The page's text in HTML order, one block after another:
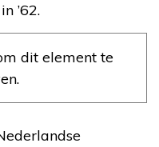
’62.
dit element te